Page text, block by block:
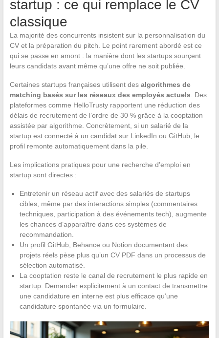
startup : ce qui remplace le CV
classique
La majorité des concurrents insistent sur la personnalisation du
CV et la préparation du pitch. Le point rarement abordé est ce
qui se passe en amont : la manière dont les startups sourçent
leurs candidats avant même qu’une offre ne soit publiée.
Certaines startups françaises utilisent des algorithmes de
matching basés sur les réseaux des employés actuels . Des
plateformes comme HelloTrusty rapportent une réduction des
délais de recrutement de l’ordre de 30 % grâce à la cooptation
assistée par algorithme. Concrètement, si un salarié de la
startup est connecté à un candidat sur LinkedIn ou GitHub, le
profil remonte automatiquement dans la pile.
Les implications pratiques pour une recherche d’emploi en
startup sont directes :
Entretenir un réseau actif avec des salariés de startups
cibles, même par des interactions simples (commentaires
techniques, participation à des événements tech), augmente
les chances d’apparaître dans ces systèmes de
recommandation.
Un profil GitHub, Behance ou Notion documentant des
projets réels pèse plus qu’un CV PDF dans un processus de
sélection automatisé.
La cooptation reste le canal de recrutement le plus rapide en
startup. Demander explicitement à un contact de transmettre
une candidature en interne est plus efficace qu’une
candidature spontanée via un formulaire.